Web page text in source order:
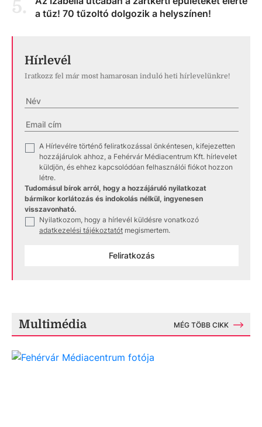
5.
a tűz! 70 tűzoltó dolgozik a helyszínen!
Hírlevél
Iratkozz fel már most hamarosan induló heti hírlevelünkre!
A Hírlevélre történő feliratkozással önkéntesen, kifejezetten
hozzájárulok ahhoz, a Fehérvár Médiacentrum Kft. hírlevelet
küldjön, és ehhez kapcsolódóan felhasználói fiókot hozzon
létre.
Tudomásul bírok arról, hogy a hozzájáruló nyilatkozat
bármikor korlátozás és indokolás nélkül, ingyenesen
visszavonható.
Nyilatkozom, hogy a hírlevél küldésre vonatkozó
adatkezelési tájékoztatót megismertem.
Feliratkozás
Multimédia MÉG TÖBB CIKK